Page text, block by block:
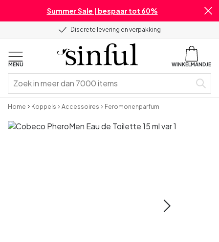
Summer Sale | bespaar tot 60%
Discrete levering en verpakking
MENU WINKELMANDJE
Home Koppels Accessoires Feromonenparfum